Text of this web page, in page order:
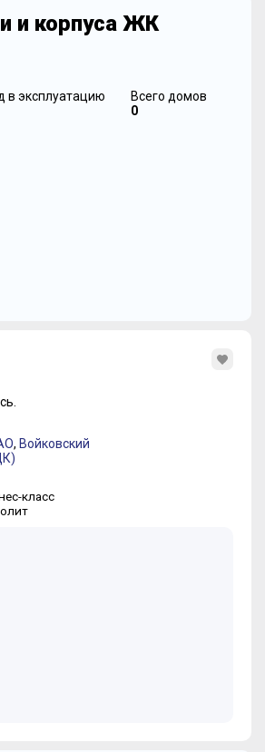
и корпуса ЖК
в эксплуатацию
Всего домов
0
, Войковский
класс